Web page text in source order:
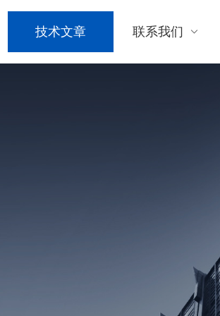
技术文章 联系我们